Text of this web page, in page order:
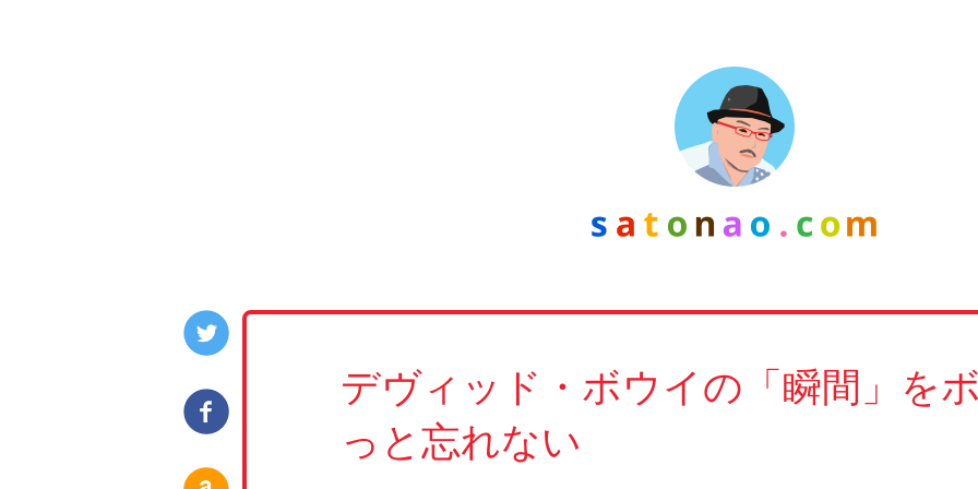
デヴィッド・ボウイの「瞬間」を
っと忘れない